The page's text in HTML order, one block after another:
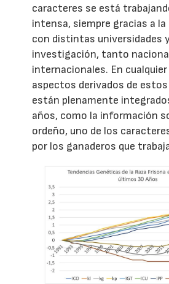
caracteres se está
intensa, siempre gracias a
con distintas universidades
investigación, tanto
internacionales. En
aspectos derivados de
están plenamente
años, como la información
ordeño, uno de los
por los ganaderos que